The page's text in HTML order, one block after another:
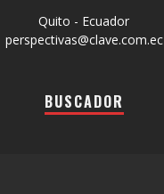
Quito - Ecuador
perspectivas@clave.com.ec
BUSCADOR